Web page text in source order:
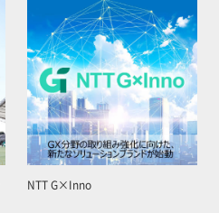
NTT G×Inno